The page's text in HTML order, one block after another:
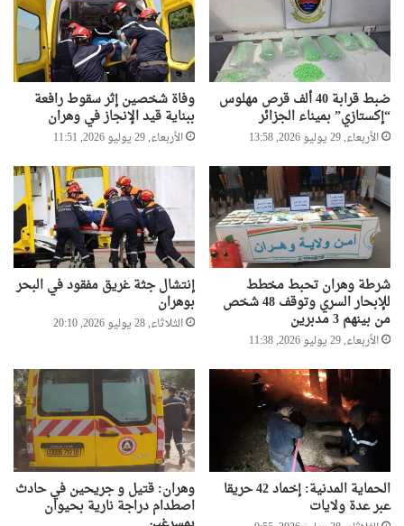
ضبط قرابة 40 ألف قرص مهلوس
“إكستازي” بميناء الجزائر
الأربعاء, 29 يوليو 2026, 13:58
وفاة شخصين إثر سقوط رافعة
ببناية قيد الإنجاز في وهران
الأربعاء, 29 يوليو 2026, 11:51
شرطة وهران تحبط مخطط
للإبحار السري وتوقف 48 شخص
من بينهم 3 مدبرين
الأربعاء, 29 يوليو 2026, 11:38
إنتشال جثة غريق مفقود في البحر
بوهران
الثلاثاء, 28 يوليو 2026, 20:10
الحماية المدنية: إخماد 42 حريقا
عبر عدة ولايات
وهران: قتيل و جريحين في حادث
اصطدام دراجة نارية بحيوان